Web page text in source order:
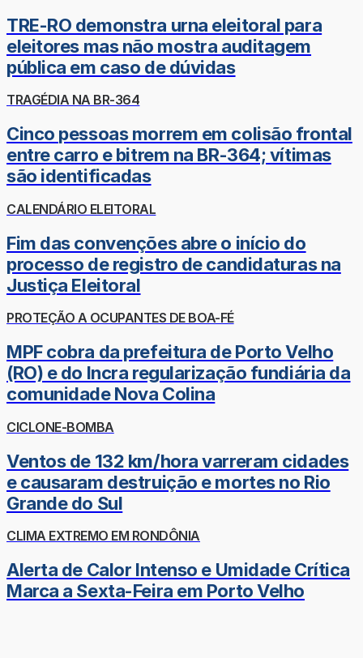
TRE-RO demonstra urna eleitoral para
eleitores mas não mostra auditagem
pública em caso de dúvidas
TRAGÉDIA NA BR-364
Cinco pessoas morrem em colisão frontal
entre carro e bitrem na BR-364; vítimas
são identificadas
CALENDÁRIO ELEITORAL
Fim das convenções abre o início do
processo de registro de candidaturas na
Justiça Eleitoral
PROTEÇÃO A OCUPANTES DE BOA-FÉ
MPF cobra da prefeitura de Porto Velho
(RO) e do Incra regularização fundiária da
comunidade Nova Colina
CICLONE-BOMBA
Ventos de 132 km/hora varreram cidades
e causaram destruição e mortes no Rio
Grande do Sul
CLIMA EXTREMO EM RONDÔNIA
Alerta de Calor Intenso e Umidade Crítica
Marca a Sexta-Feira em Porto Velho